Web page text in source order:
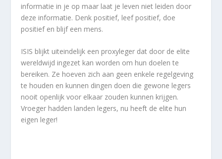
informatie in je op maar laat je leven niet leiden door
deze informatie. Denk positief, leef positief, doe
positief en blijf een mens.
ISIS blijkt uiteindelijk een proxyleger dat door de elite
wereldwijd ingezet kan worden om hun doelen te
bereiken. Ze hoeven zich aan geen enkele regelgeving
te houden en kunnen dingen doen die gewone legers
nooit openlijk voor elkaar zouden kunnen krijgen.
Vroeger hadden landen legers, nu heeft de elite hun
eigen leger!